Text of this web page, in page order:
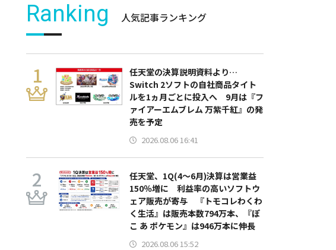
Ranking 人気記事ランキング
任天堂の決算説明資料より…
Switch 2ソフトの自社商品タイト
ルを1ヵ月ごとに投入へ 9月は『フ
ァイアーエムブレム 万紫千紅』の発
売を予定
2026.08.06 16:41
任天堂、1Q(4～6月)決算は営業益
150％増に 利益率の高いソフトウ
ェア販売が寄与 『トモコレわくわ
く生活』は販売本数794万本、『ぽ
こ あ ポケモン』は946万本に伸長
2026.08.06 15:52